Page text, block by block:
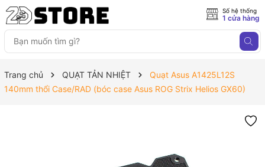
Số hệ thống
1 cửa hàng
Trang chủ QUẠT TẢN NHIỆT
Quạt Asus A1425L12S
140mm thổi Case/RAD (bóc case Asus ROG Strix Helios GX60)